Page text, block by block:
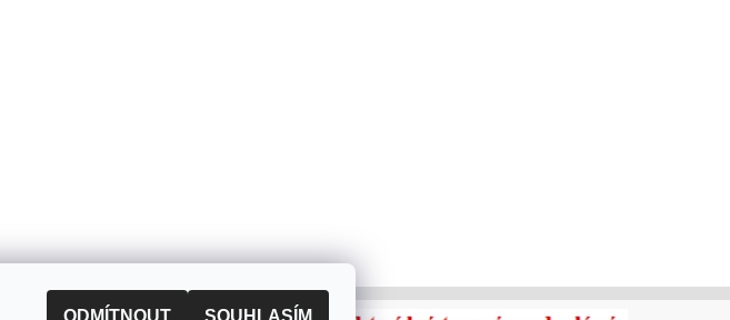
ODMÍTNOUT SOUHLASÍM